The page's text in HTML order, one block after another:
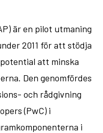
är en pilot utmaning
2011 för att stödja
att minska
Den genomfördes
och rådgivning
(PwC) i
i